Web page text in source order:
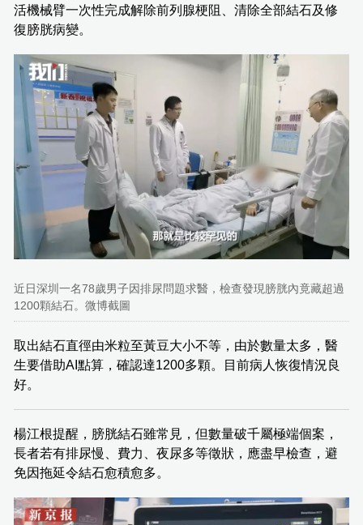
活機械臂一次性完成解除前列腺梗阻、清除全部結石及修
復膀胱病變。
近日深圳一名78歲男子因排尿問題求醫，檢查發現膀胱內竟藏超過
1200顆結石。微博截圖
取出結石直徑由米粒至黃豆大小不等，由於數量太多，醫
生要借助AI點算，確認達1200多顆。目前病人恢復情況良
好。
楊江根提醒，膀胱結石雖常見，但數量破千屬極端個案，
長者若有排尿慢、費力、夜尿多等徵狀，應盡早檢查，避
免因拖延令結石愈積愈多。